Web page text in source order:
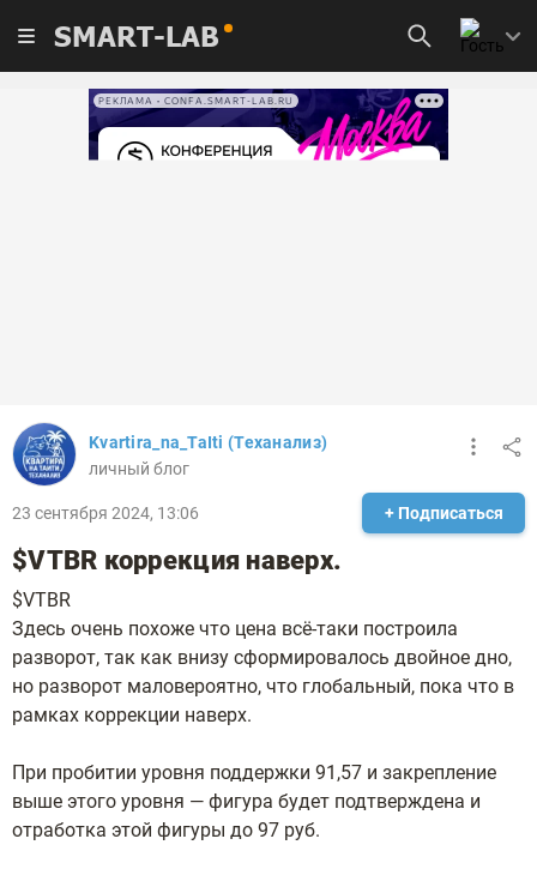
SMART-LAB
РЕКЛАМА • CONFA.SMART-LAB.RU
Kvartira_na_TaIti (Теханализ)
личный блог
23 сентября 2024, 13:06 + Подписаться
$VTBR коррекция наверх.
$VTBR
Здесь очень похоже что цена всё-таки построила
разворот, так как внизу сформировалось двойное дно,
но разворот маловероятно, что глобальный, пока что в
рамках коррекции наверх.
При пробитии уровня поддержки 91,57 и закрепление
выше этого уровня — фигура будет подтверждена и
отработка этой фигуры до 97 руб.